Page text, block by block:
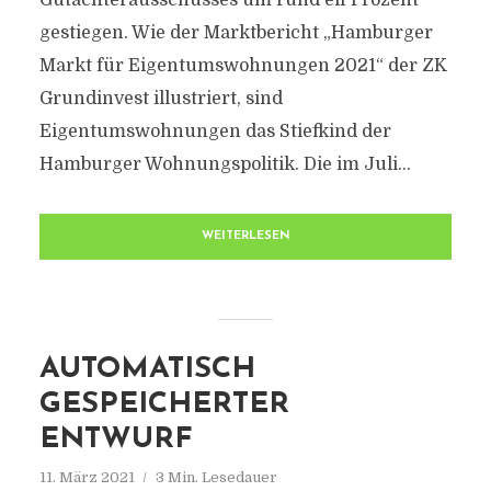
gestiegen. Wie der Marktbericht „Hamburger
Markt für Eigentumswohnungen 2021“ der ZK
Grundinvest illustriert, sind
Eigentumswohnungen das Stiefkind der
Hamburger Wohnungspolitik. Die im Juli...
WEITERLESEN
AUTOMATISCH
GESPEICHERTER
ENTWURF
11. März 2021 3 Min. Lesedauer